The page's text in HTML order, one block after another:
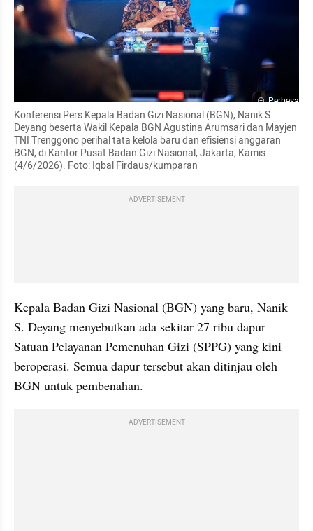
Perbesar
Konferensi Pers Kepala Badan Gizi Nasional (BGN), Nanik S.
Deyang beserta Wakil Kepala BGN Agustina Arumsari dan Mayjen
TNI Trenggono perihal tata kelola baru dan efisiensi anggaran
BGN, di Kantor Pusat Badan Gizi Nasional, Jakarta, Kamis
(4/6/2026). Foto: Iqbal Firdaus/kumparan
ADVERTISEMENT
Kepala Badan Gizi Nasional (BGN) yang baru, Nanik
S. Deyang menyebutkan ada sekitar 27 ribu dapur
Satuan Pelayanan Pemenuhan Gizi (SPPG) yang kini
beroperasi. Semua dapur tersebut akan ditinjau oleh
BGN untuk pembenahan.
ADVERTISEMENT